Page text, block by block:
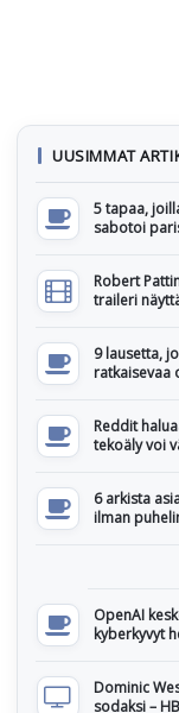
UUSIMMAT
5 tapaa,
sabotoi
Robert
traileri
9 lausetta,
ratkaisevaa
Reddit
tekoäly voi
6 arkista
ilman
OpenAI
kyberkyvyt
Dominic
sodaksi –